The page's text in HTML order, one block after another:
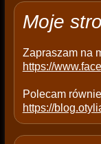
y
Moje
Zapraszam na
https://
Polecam
https://